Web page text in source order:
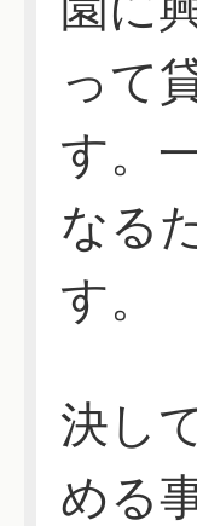
って
す。
なる
す。
決し
める